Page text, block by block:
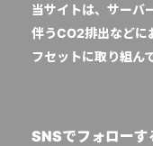
当サイトは、サーバ
伴うCO2排出などに
フセットに取り組ん
SNSでフォローす